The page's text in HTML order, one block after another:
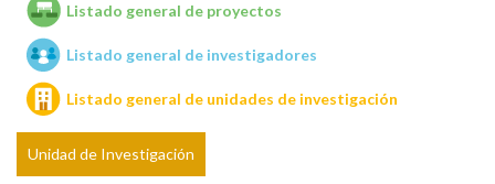
Unidades de investigación
Listado general de proyectos
Listado general de investigadores
Listado general de unidades de investigación
Unidad de Investigación